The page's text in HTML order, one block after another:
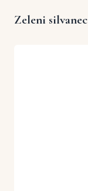
Zeleni silvanec